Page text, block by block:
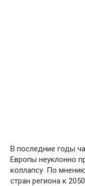
В последние годы
Европы неуклонно
коллапсу. По
стран региона к